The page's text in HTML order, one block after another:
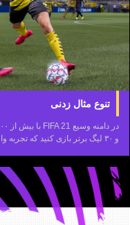
تنوع مثال زدنی
و ۳۰ لیگ برتر بازی کنید که تجربه واقعی زندگی فوتبالی را به شما ارائه می دهند.